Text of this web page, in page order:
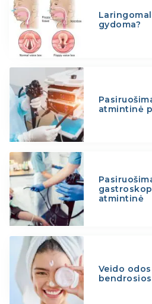
gydoma?
atmintinė
atmintinė
Veido